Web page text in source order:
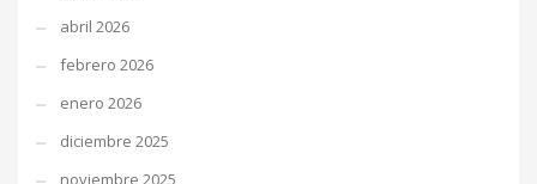
abril 2026
febrero 2026
enero 2026
diciembre 2025
noviembre 2025